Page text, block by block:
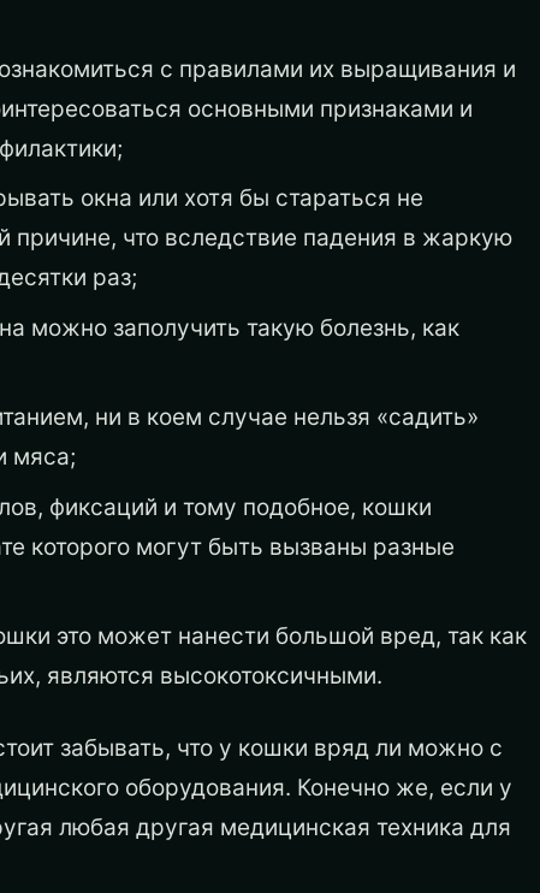
с правилами их выращивания и
основными признаками и
окна или хотя бы стараться не
причине, что вследствие падения в жаркую
раз;
можно заполучить такую болезнь, как
ни в коем случае нельзя «садить»
мяса;
фиксаций и тому подобное, кошки
которого могут быть вызваны разные
это может нанести большой вред, так как
являются высокотоксичными.
забывать, что у кошки вряд ли можно с
оборудования. Конечно же, если у
любая другая медицинская техника для